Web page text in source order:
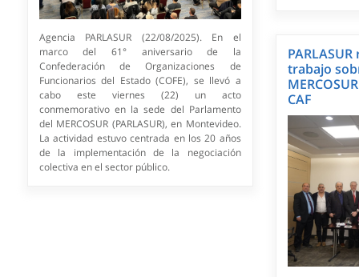
Agencia PARLASUR (22/08/2025). En el
marco del 61° aniversario de la
Confederación de Organizaciones de
Funcionarios del Estado (COFE), se llevó a
cabo este viernes (22) un acto
conmemorativo en la sede del Parlamento
del MERCOSUR (PARLASUR), en Montevideo.
La actividad estuvo centrada en los 20 años
de la implementación de la negociación
colectiva en el sector público.
trabajo
CAF